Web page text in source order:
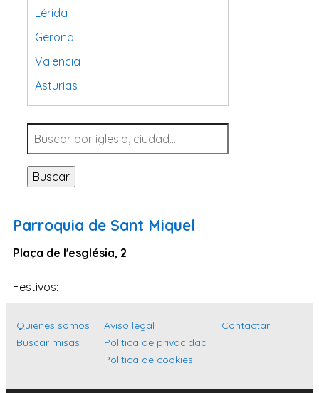
Lérida
Gerona
Valencia
Asturias
Tarragona
Navarra
Valladolid
Sevilla
Santa Cruz de Tenerife
Cantabria
Málaga
Buscar
Parroquia de Sant Miquel
Plaça de l'església, 2
Festivos:
Quiénes somos
Buscar misas
Aviso legal
Política de privacidad
Política de cookies
Contactar